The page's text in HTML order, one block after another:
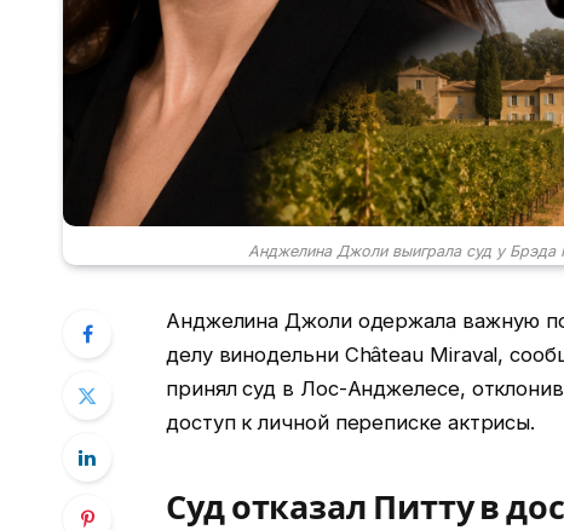
Анджелина Джоли выиграла суд у Брэда
Анджелина Джоли одержала важную
делу винодельни Château Miraval,
принял суд в Лос-Анджелесе,
доступ к личной переписке актрисы.
Суд отказал Питту в